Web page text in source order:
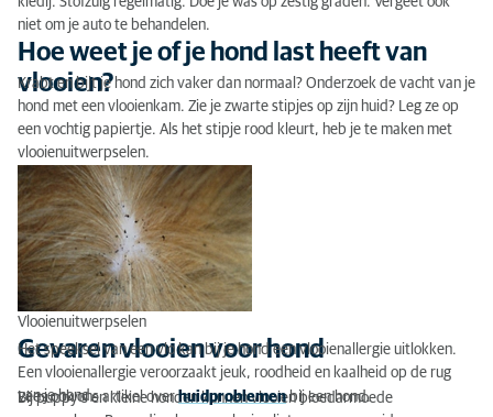
niet om je auto te behandelen.
Hoe weet je of je hond last heeft van
vlooien?
Krabt en bijt je hond zich vaker dan normaal? Onderzoek de vacht van je
hond met een vlooienkam. Zie je zwarte stipjes op zijn huid? Leg ze op
een vochtig papiertje. Als het stipje rood kleurt, heb je te maken met
vlooienuitwerpselen.
Vlooienuitwerpselen
Gevaren vlooien voor hond
Het speeksel van een vlo kan bij je hond een vlooienallergie uitlokken.
Een vlooienallergie veroorzaakt jeuk, roodheid en kaalheid op de rug
van je hond.
Lees ook ons artikel overhuidproblemenbij een hond.
Bij puppy's en kleine honden kunnen vlooien bloedarmoede